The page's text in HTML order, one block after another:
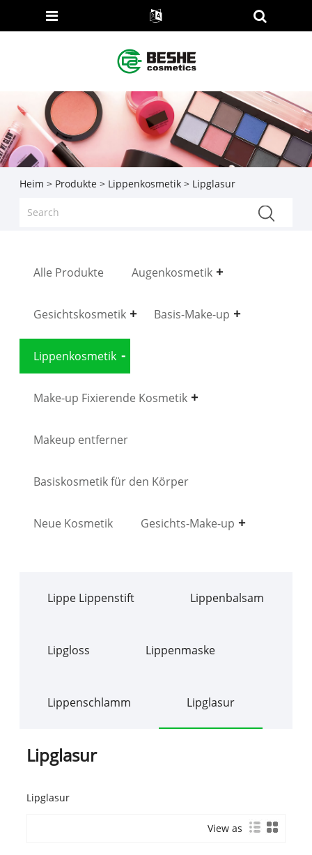
Heim > Produkte> Lippenkosmetik> Lipglasur
Alle Produkte Augenkosmetik
Gesichtskosmetik Basis-Make-up
Lippenkosmetik
Make-up Fixierende Kosmetik
Makeup entferner
Basiskosmetik für den Körper
Neue Kosmetik Gesichts-Make-up
Lippe Lippenstift Lippenbalsam
Lipgloss Lippenmaske
Lippenschlamm Lipglasur
Lipglasur
Lipglasur
View as